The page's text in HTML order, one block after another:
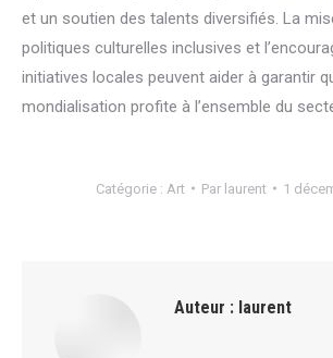
et un soutien des talents diversifiés. La
politiques culturelles inclusives et
initiatives locales peuvent aider à garantir
mondialisation profite à l’ensemble du
Catégorie : Art Par laurent 1
Auteur : laurent